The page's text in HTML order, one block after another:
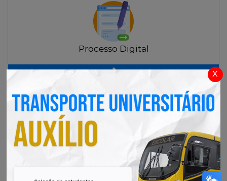
x
Processo Digital
Radar Transparência Pública